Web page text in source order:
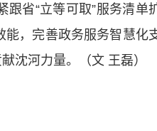
省“立等可取”服务清单
能，完善政务服务智慧化
沈河力量。（文 王磊）